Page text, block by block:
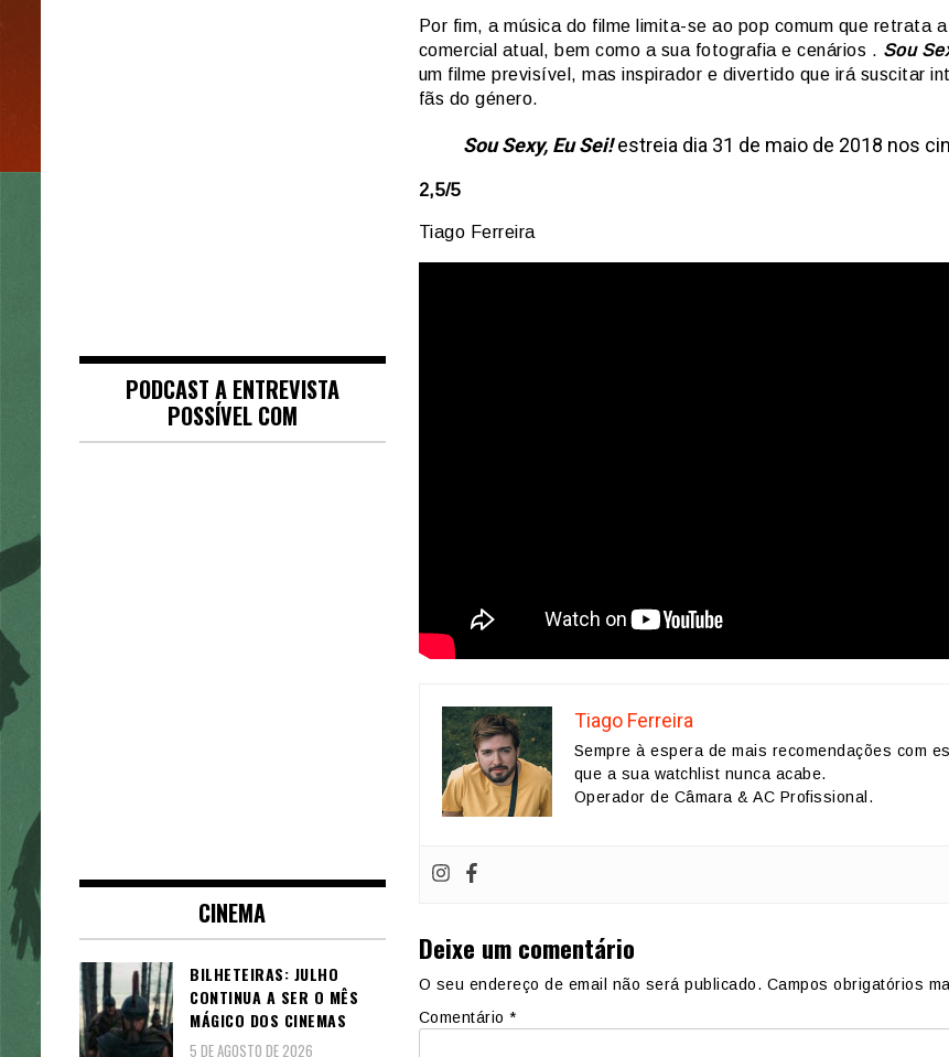
Por fim, a música do filme limita-se ao pop comum que retrata
comercial atual, bem como a sua fotografia e cenários . Sou
um filme previsível, mas inspirador e divertido que irá suscitar
fãs do género.
Sou Sexy, Eu Sei!estreia dia 31 de maio de 2018 nos
2,5/5
Tiago Ferreira
Tiago Ferreira
Sempre à espera de mais recomendações com
que a sua watchlist nunca acabe.
Operador de Câmara & AC Profissional.
Deixe um comentário
O seu endereço de email não será publicado. Campos obrigatórios
Comentário *
PODCAST A ENTREVISTA
POSSÍVEL COM
CINEMA
BILHETEIRAS: JULHO
CONTINUA A SER O MÊS
MÁGICO DOS CINEMAS
5 DE AGOSTO DE 2026